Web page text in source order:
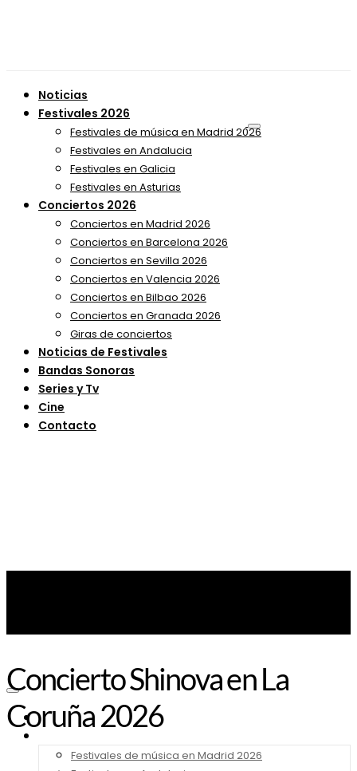
Noticias
Festivales 2026
Festivales de música en Madrid 2026
Festivales en Andalucia
Festivales en Galicia
Festivales en Asturias
Conciertos 2026
Conciertos en Madrid 2026
Conciertos en Barcelona 2026
Conciertos en Sevilla 2026
Conciertos en Valencia 2026
Conciertos en Bilbao 2026
Conciertos en Granada 2026
Giras de conciertos
Noticias de Festivales
Bandas Sonoras
Series y Tv
Cine
Contacto
Noticias
Festivales de música en Madrid 2026
Concierto Shinova en La
Coruña 2026